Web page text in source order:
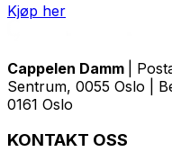
Kjøp her
Cappelen Damm
|
Sentrum, 0055 Oslo |
0161 Oslo
KONTAKT OSS